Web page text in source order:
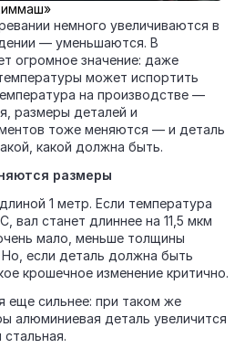
немного увеличиваются в
— уменьшаются. В
огромное значение: даже
может испортить
на производстве —
размеры деталей и
тоже меняются — и деталь
какой должна быть.
размеры
1 метр. Если температура
вал станет длиннее на 11,5 мкм
мало, меньше толщины
Но, если деталь должна быть
крошечное изменение критично.
еще сильнее: при таком же
алюминиевая деталь увеличится